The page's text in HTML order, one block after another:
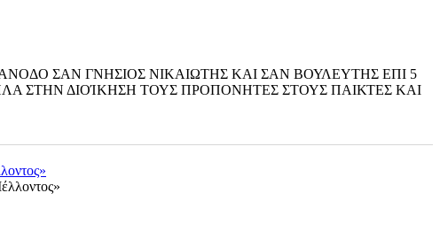
ΣΑΝ ΓΝΗΣΙΟΣ ΝΙΚΑΙΩΤΗΣ ΚΑΙ ΣΑΝ ΒΟΥΛΕΥΤΗΣ ΕΠΙ 5
ΣΤΗΝ ΔΙΟΊΚΗΣΗ ΤΟΥΣ ΠΡΟΠΟΝΗΤΕΣ ΣΤΟΥΣ ΠΑΙΚΤΕΣ ΚΑΙ